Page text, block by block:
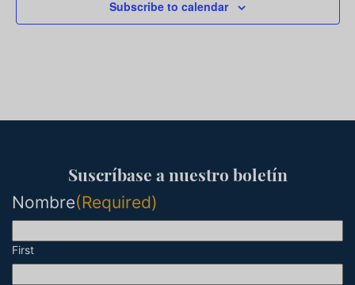
Subscribe to calendar
Suscríbase a nuestro boletín
Nombre(Required)
First